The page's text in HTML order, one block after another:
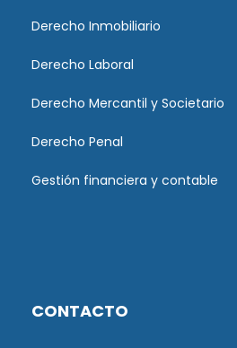
Derecho Inmobiliario
Derecho Laboral
Derecho Mercantil y Societario
Derecho Penal
Gestión financiera y contable
CONTACTO